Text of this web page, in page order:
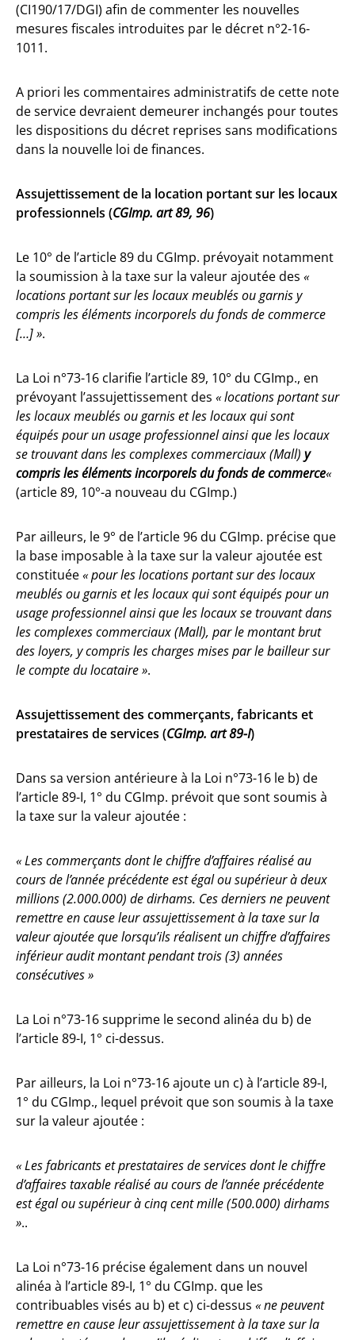
(CI190/17/DGI) afin de commenter les nouvelles
mesures fiscales introduites par le décret n°2-16-
1011.
A priori les commentaires administratifs de cette note
de service devraient demeurer inchangés pour toutes
les dispositions du décret reprises sans modifications
dans la nouvelle loi de finances.
Assujettissement de la location portant sur les locaux
professionnels (CGImp. art 89, 96)
Le 10° de l’article 89 du CGImp. prévoyait notamment
la soumission à la taxe sur la valeur ajoutée des «
locations portant sur les locaux meublés ou garnis y
compris les éléments incorporels du fonds de commerce
[…] ».
La Loi n°73-16 clarifie l’article 89, 10° du CGImp., en
prévoyant l’assujettissement des « locations portant sur
les locaux meublés ou garnis et les locaux qui sont
équipés pour un usage professionnel ainsi que les locaux
se trouvant dans les complexes commerciaux (Mall) y
compris les éléments incorporels du fonds de commerce«
(article 89, 10°-a nouveau du CGImp.)
Par ailleurs, le 9° de l’article 96 du CGImp. précise que
la base imposable à la taxe sur la valeur ajoutée est
constituée« pour les locations portant sur des locaux
meublés ou garnis et les locaux qui sont équipés pour un
usage professionnel ainsi que les locaux se trouvant dans
les complexes commerciaux (Mall), par le montant brut
des loyers, y compris les charges mises par le bailleur sur
le compte du locataire ».
Assujettissement des commerçants, fabricants et
prestataires de services (CGImp. art 89-I)
Dans sa version antérieure à la Loi n°73-16 le b) de
l’article 89-I, 1° du CGImp. prévoit que sont soumis à
la taxe sur la valeur ajoutée :
« Les commerçants dont le chiffre d’affaires réalisé au
cours de l’année précédente est égal ou supérieur à deux
millions (2.000.000) de dirhams. Ces derniers ne peuvent
remettre en cause leur assujettissement à la taxe sur la
valeur ajoutée que lorsqu’ils réalisent un chiffre d’affaires
inférieur audit montant pendant trois (3) années
consécutives »
La Loi n°73-16 supprime le second alinéa du b) de
l’article 89-I, 1° ci-dessus.
Par ailleurs, la Loi n°73-16 ajoute un c) à l’article 89-I,
1° du CGImp., lequel prévoit que son soumis à la taxe
sur la valeur ajoutée :
« Les fabricants et prestataires de services dont le chiffre
d’affaires taxable réalisé au cours de l’année précédente
est égal ou supérieur à cinq cent mille (500.000) dirhams
»..
La Loi n°73-16 précise également dans un nouvel
alinéa à l’article 89-I, 1° du CGImp. que les
contribuables visés au b) et c) ci-dessus « ne peuvent
remettre en cause leur assujettissement à la taxe sur la